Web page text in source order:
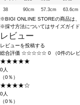
38 90cm 57.3cm 63.6cm
※BIGI ONLINE STOREの商品は、
※採寸方法についてはサイズガイド
レビュー
レビューを投稿する
総合評価 ☆☆☆☆☆ 0 （0件のレ
★★★★★
0人
（0％）
★★★★☆
0人
（0％）